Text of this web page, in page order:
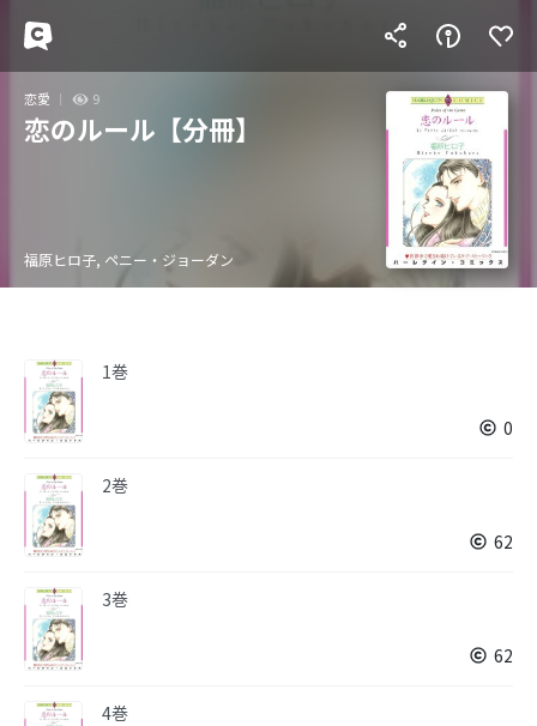
恋愛 9
恋のルール【分冊】
福原ヒロ子, ペニー・ジョーダン
1巻
0
2巻
62
3巻
62
4巻